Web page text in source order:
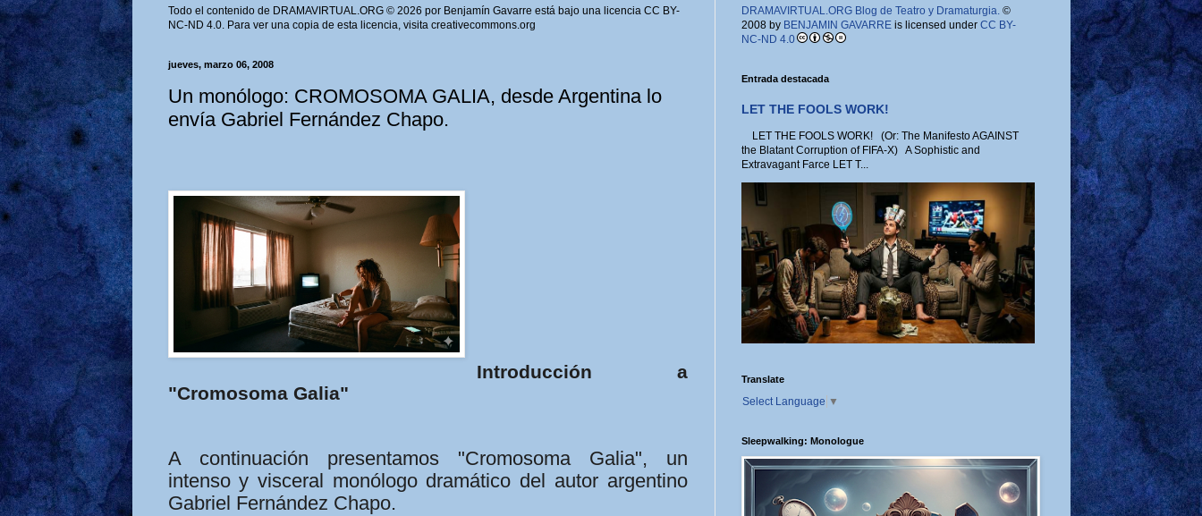
Todo el contenido de DRAMAVIRTUAL.ORG © 2026 por Benjamín Gavarre está bajo una licencia CC BY-
NC-ND 4.0. Para ver una copia de esta licencia, visita creativecommons.org
jueves, marzo 06, 2008
Un monólogo: CROMOSOMA GALIA, desde Argentina lo
envía Gabriel Fernández Chapo.
Introducción a
"Cromosoma Galia"
A continuación presentamos "Cromosoma Galia", un
intenso y visceral monólogo dramático del autor argentino
Gabriel Fernández Chapo.
DRAMAVIRTUAL.ORG Blog de Teatro y Dramaturgia.©
2008 by BENJAMIN GAVARREis licensed under CC BY-
NC-ND 4.0
Entrada destacada
LET THE FOOLS WORK!
LET THE FOOLS WORK! (Or: The Manifesto AGAINST
the Blatant Corruption of FIFA-X) A Sophistic and
Extravagant Farce LET T...
Translate
Select Language ▼
Sleepwalking: Monologue